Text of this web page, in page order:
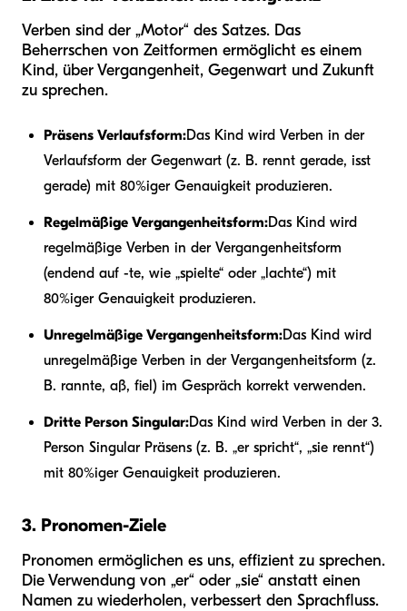
Verben sind der „Motor“ des Satzes. Das
Beherrschen von Zeitformen ermöglicht es einem
Kind, über Vergangenheit, Gegenwart und Zukunft
zu sprechen.
Präsens Verlaufsform:Das Kind wird Verben in der
Verlaufsform der Gegenwart (z. B. rennt gerade, isst
gerade) mit 80%iger Genauigkeit produzieren.
Regelmäßige Vergangenheitsform:Das Kind wird
regelmäßige Verben in der Vergangenheitsform
(endend auf -te, wie „spielte“ oder „lachte“) mit
80%iger Genauigkeit produzieren.
Unregelmäßige Vergangenheitsform:Das Kind wird
unregelmäßige Verben in der Vergangenheitsform (z.
B. rannte, aß, fiel) im Gespräch korrekt verwenden.
Dritte Person Singular:Das Kind wird Verben in der 3.
Person Singular Präsens (z. B. „er spricht“, „sie rennt“)
mit 80%iger Genauigkeit produzieren.
3. Pronomen-Ziele
Pronomen ermöglichen es uns, effizient zu sprechen.
Die Verwendung von „er“ oder „sie“ anstatt einen
Namen zu wiederholen, verbessert den Sprachfluss.